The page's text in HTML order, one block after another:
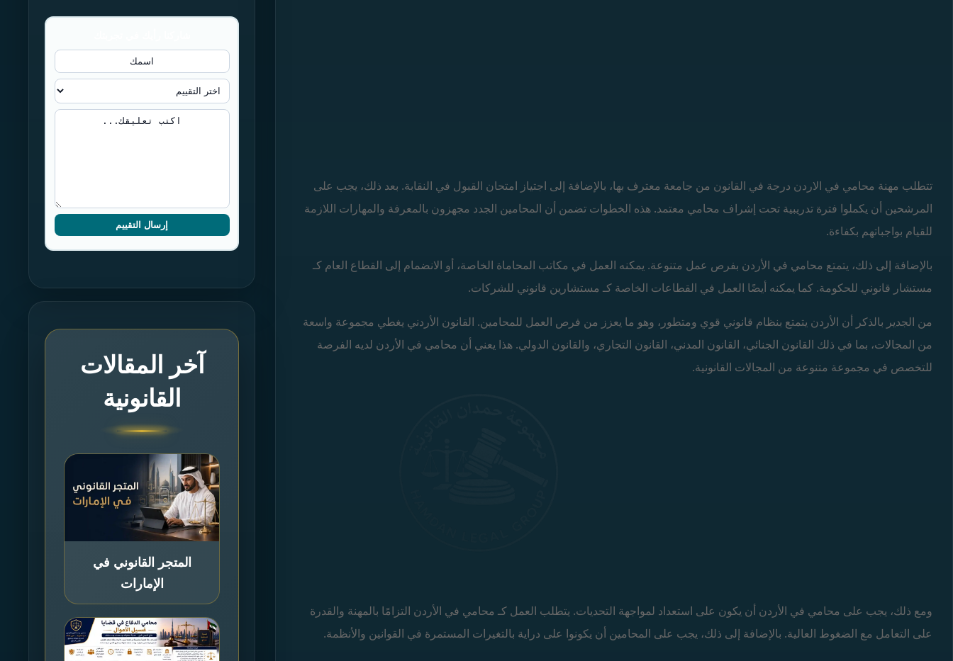
تتطلب مهنة محامي في الاردن درجة في القانون من جامعة معترف بها، بالإضافة إلى اجتياز امتحان القبول في النقابة. بعد ذلك، يجب على
المرشحين أن يكملوا فترة تدريبية تحت إشراف محامي معتمد. هذه الخطوات تضمن أن المحامين الجدد مجهزون بالمعرفة والمهارات اللازمة
للقيام بواجباتهم بكفاءة.
بالإضافة إلى ذلك، يتمتع محامي في الأردن بفرص عمل متنوعة. يمكنه العمل في مكاتب المحاماة الخاصة، أو الانضمام إلى القطاع العام كـ
مستشار قانوني للحكومة. كما يمكنه أيضًا العمل في القطاعات الخاصة كـ مستشارين قانوني للشركات.
من الجدير بالذكر أن الأردن يتمتع بنظام قانوني قوي ومتطور، وهو ما يعزز من فرص العمل للمحامين. القانون الأردني يغطي مجموعة واسعة
من المجالات، بما في ذلك القانون الجنائي، القانون المدني، القانون التجاري، والقانون الدولي. هذا يعني أن محامي في الأردن لديه الفرصة
للتخصص في مجموعة متنوعة من المجالات القانونية.
ومع ذلك، يجب على محامي في الأردن أن يكون على استعداد لمواجهة التحديات. يتطلب العمل كـ محامي في الأردن التزامًا بالمهنة والقدرة
على التعامل مع الضغوط العالية. بالإضافة إلى ذلك، يجب على المحامين أن يكونوا على دراية بالتغيرات المستمرة في القوانين والأنظمة.
إرسال التقييم
آخر المقالات
القانونية
المتجر القانوني في
الإمارات